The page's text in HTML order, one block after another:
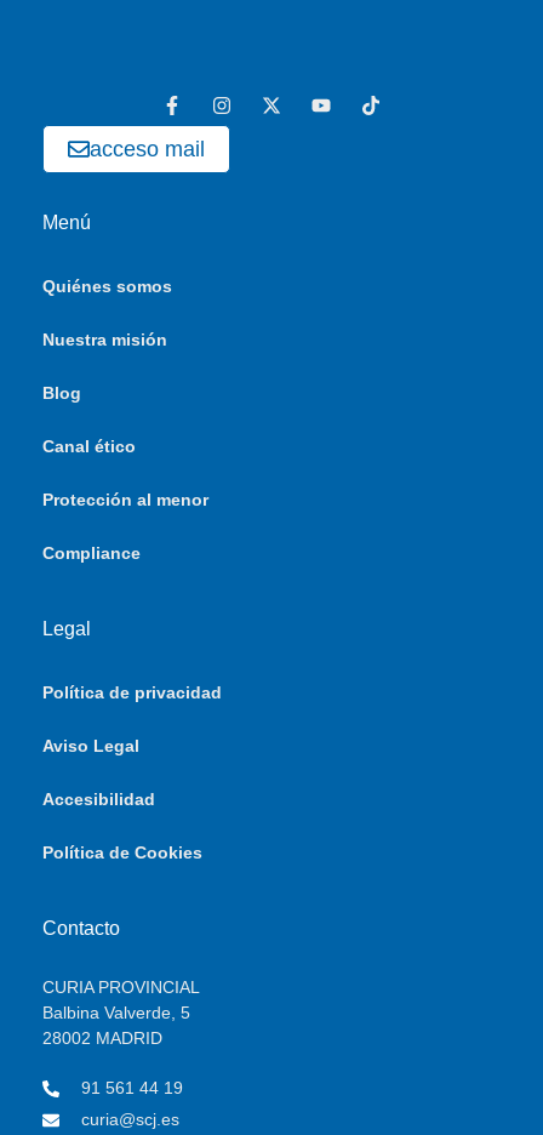
acceso mail
Menú
Quiénes somos
Nuestra misión
Blog
Canal ético
Protección al menor
Compliance
Legal
Política de privacidad
Aviso Legal
Accesibilidad
Política de Cookies
Contacto
CURIA PROVINCIAL
Balbina Valverde, 5
28002 MADRID
91 561 44 19
curia@scj.es